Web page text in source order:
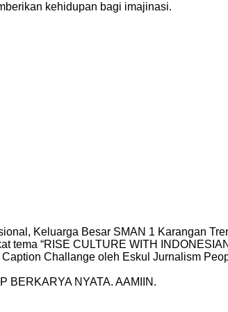
kehidupan bagi imajinasi.
Keluarga Besar SMAN 1 Karangan
tema “RISE CULTURE WITH
Challange oleh Eskul Jurnalism
BERKARYA NYATA. AAMIIN.